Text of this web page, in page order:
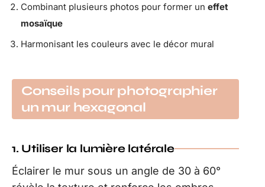
Combinant plusieurs photos pour former un effet
mosaïque
Harmonisant les couleurs avec le décor mural
Conseils pour photographier
un mur hexagonal
1. Utiliser la lumière latérale
Éclairer le mur sous un angle de 30 à 60°